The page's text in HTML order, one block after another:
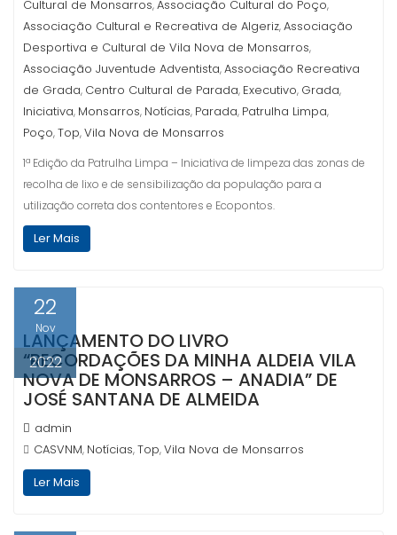
Cultural de Monsarros,Associação Cultural do Poço,
Associação Cultural e Recreativa de Algeriz,Associação
Desportiva e Cultural de Vila Nova de Monsarros,
Associação Juventude Adventista,Associação Recreativa
de Grada, Centro Cultural de Parada, Executivo, Grada,
Iniciativa, Monsarros, Notícias, Parada, Patrulha Limpa,
Poço,Top,Vila Nova de Monsarros
1ª Edição da Patrulha Limpa – Iniciativa de limpeza das zonas de
recolha de lixo e de sensibilização da população para a
utilização correta dos contentores e Ecopontos.
Ler Mais
22
Nov
2022
LANÇAMENTO DO LIVRO
“RECORDAÇÕES DA MINHA ALDEIA VILA
NOVA DE MONSARROS – ANADIA” DE
JOSÉ SANTANA DE ALMEIDA
admin
CASVNM, Notícias,Top,Vila Nova de Monsarros
Ler Mais